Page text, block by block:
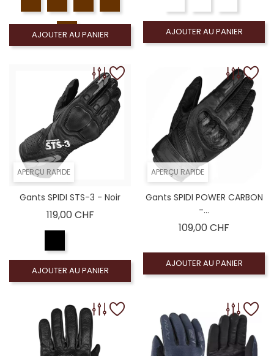
AJOUTER AU PANIER AJOUTER AU PANIER
APERÇU RAPIDE
Gants SPIDI STS-3 - Noir
119,00 CHFPrix
AJOUTER AU PANIER
APERÇU RAPIDE
Gants SPIDI POWER CARBON
-...
109,00 CHF
AJOUTER AU PANIER